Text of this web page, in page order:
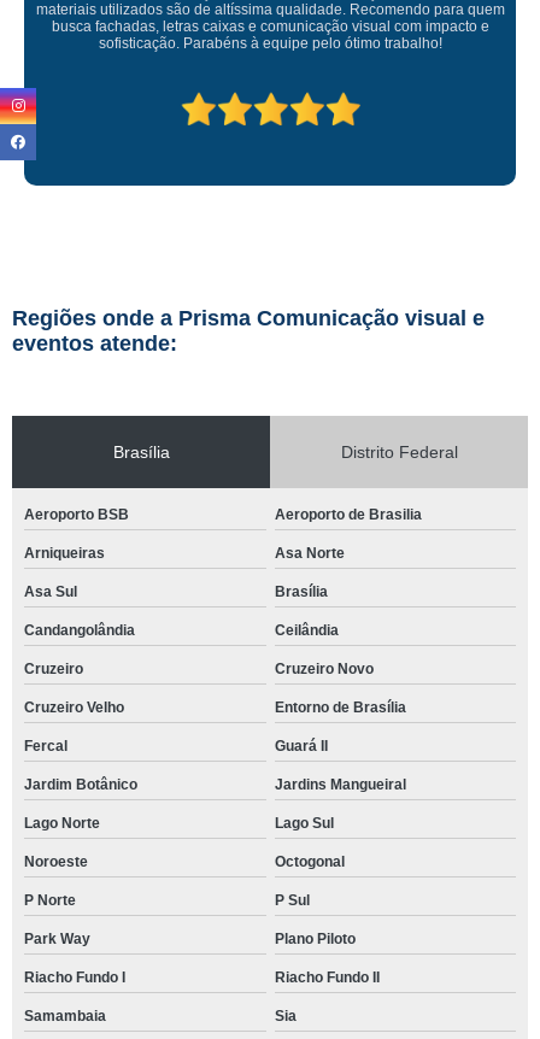
ficou perfeita, indico de olhos fechados
Regiões onde a Prisma Comunicação visual e
eventos atende:
Brasília Distrito Federal
Aeroporto BSB Aeroporto de Brasilia
Arniqueiras Asa Norte
Asa Sul Brasília
Candangolândia Ceilândia
Cruzeiro Cruzeiro Novo
Cruzeiro Velho Entorno de Brasília
Fercal Guará II
Jardim Botânico Jardins Mangueiral
Lago Norte Lago Sul
Noroeste Octogonal
P Norte P Sul
Park Way Plano Piloto
Riacho Fundo I Riacho Fundo II
Samambaia Sia